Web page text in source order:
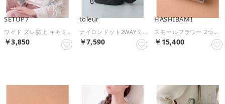
SETUP7
￥3,850
toleur
￥7,590
HASHIBAMI
￥15,400